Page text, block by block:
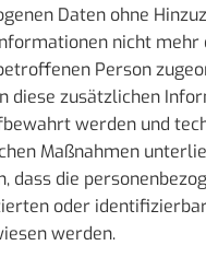
Daten ohne
nicht mehr
Person
diese zusätzlichen
werden und
Maßnahmen
dass die
oder
werden.